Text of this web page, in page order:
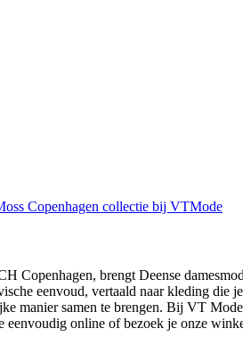
Copenhagen, brengt Deense
eenvoud, vertaald naar kleding
manier samen te brengen. Bij VT
eenvoudig online of bezoek je onze